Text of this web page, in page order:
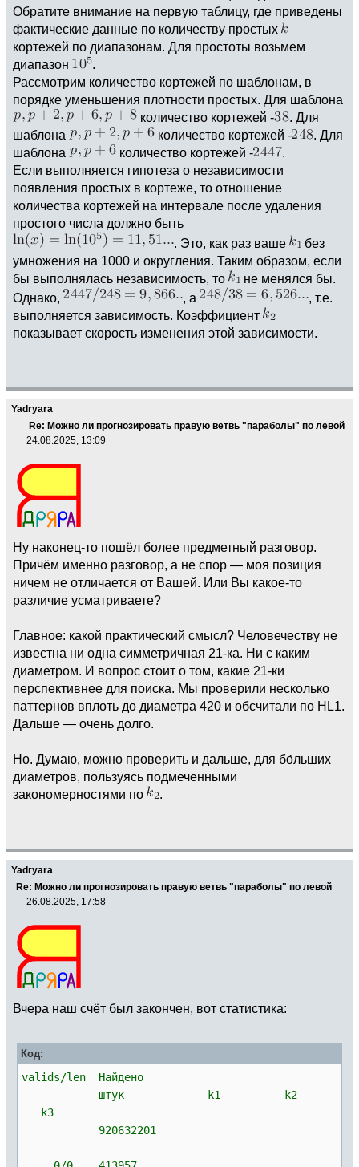
Обратите внимание на первую таблицу, где приведены
фактические данные по количеству простых
кортежей по диапазонам. Для простоты возьмем
диапазон
.
Рассмотрим количество кортежей по шаблонам, в
порядке уменьшения плотности простых. Для шаблона
количество кортежей -
. Для
шаблона
количество кортежей -
. Для
шаблона
количество кортежей -
.
Если выполняется гипотеза о независимости
появления простых в кортеже, то отношение
количества кортежей на интервале после удаления
простого числа должно быть
. Это, как раз ваше
без
умножения на 1000 и округления. Таким образом, если
бы выполнялась независимость, то
не менялся бы.
Однако,
, а
, т.е.
выполняется зависимость. Коэффициент
показывает скорость изменения этой зависимости.
Yadryara
Re: Можно ли прогнозировать правую ветвь "параболы" по левой
24.08.2025, 13:09
Ну наконец-то пошёл более предметный разговор.
Причём именно разговор, а не спор — моя позиция
ничем не отличается от Вашей. Или Вы какое-то
различие усматриваете?
Главное: какой практический смысл? Человечеству не
известна ни одна симметричная 21-ка. Ни с каким
диаметром. И вопрос стоит о том, какие 21-ки
перспективнее для поиска. Мы проверили несколько
паттернов вплоть до диаметра 420 и обсчитали по HL1.
Дальше — очень долго.
Но. Думаю, можно проверить и дальше, для бо́льших
диаметров, пользуясь подмеченными
закономерностями по
.
Yadryara
Re: Можно ли прогнозировать правую ветвь "параболы" по левой
26.08.2025, 17:58
Вчера наш счёт был закончен, вот статистика:
Код:
valids/len Найдено
штук k1 k2
k3
920632201